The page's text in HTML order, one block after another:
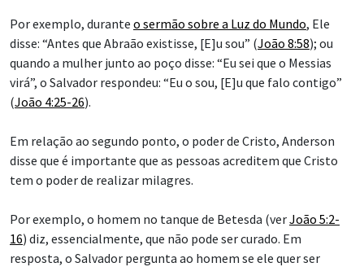
Por exemplo, durante o sermão sobre a Luz do Mundo, Ele
disse: “Antes que Abraão existisse, [E]u sou” (João 8:58); ou
quando a mulher junto ao poço disse: “Eu sei que o Messias
virá”, o Salvador respondeu: “Eu o sou, [E]u que falo contigo”
(João 4:25-26).
Em relação ao segundo ponto, o poder de Cristo, Anderson
disse que é importante que as pessoas acreditem que Cristo
tem o poder de realizar milagres.
Por exemplo, o homem no tanque de Betesda (verJoão 5:2-
16) diz, essencialmente, que não pode ser curado. Em
resposta, o Salvador pergunta ao homem se ele quer ser